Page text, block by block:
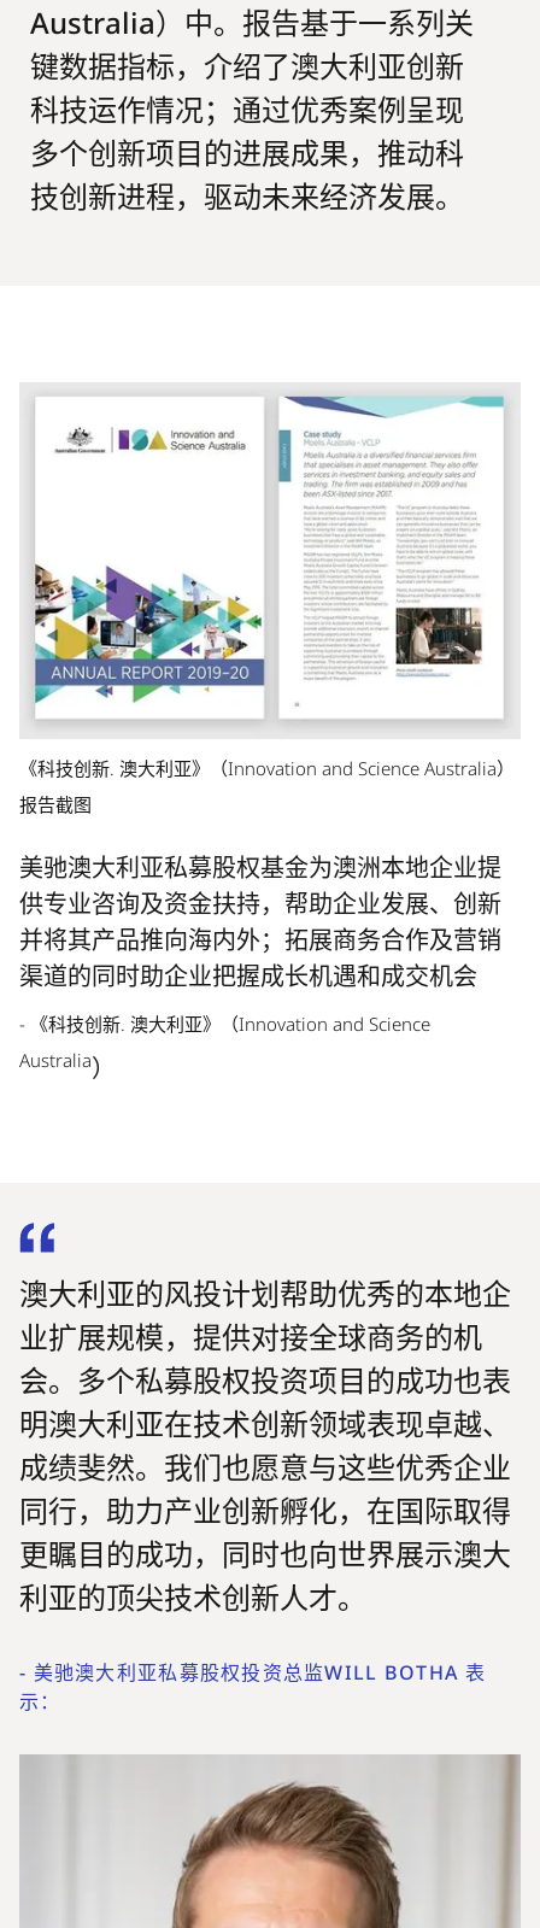
Australia）中。报告基于一系列关
键数据指标，介绍了澳大利亚创新
科技运作情况；通过优秀案例呈现
多个创新项目的进展成果，推动科
技创新进程，驱动未来经济发展。
《科技创新. 澳大利亚》（Innovation and Science Australia）
报告截图
美驰澳大利亚私募股权基金为澳洲本地企业提
供专业咨询及资金扶持，帮助企业发展、创新
并将其产品推向海内外；拓展商务合作及营销
渠道的同时助企业把握成长机遇和成交机会
- 《科技创新. 澳大利亚》（Innovation and Science
Australia）
澳大利亚的风投计划帮助优秀的本地企
业扩展规模，提供对接全球商务的机
会。多个私募股权投资项目的成功也表
明澳大利亚在技术创新领域表现卓越、
成绩斐然。我们也愿意与这些优秀企业
同行，助力产业创新孵化，在国际取得
更瞩目的成功，同时也向世界展示澳大
利亚的顶尖技术创新人才。
- 美驰澳大利亚私募股权投资总监WILL BOTHA 表
示：